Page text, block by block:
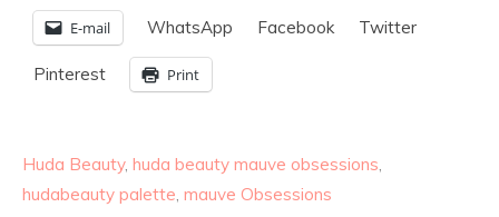
E-mail WhatsApp Facebook Twitter
Pinterest Print
Huda Beauty, huda beauty mauve obsessions,
hudabeauty palette, mauve Obsessions